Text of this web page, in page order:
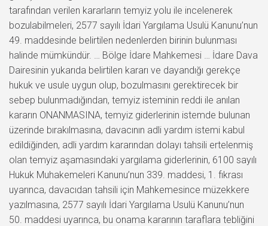
tarafından verilen kararların temyiz yolu ile incelenerek
bozulabilmeleri, 2577 sayılı İdari Yargılama Usulü Kanunu’nun
49. maddesinde belirtilen nedenlerden birinin bulunması
halinde mümkündür. … Bölge İdare Mahkemesi … İdare Dava
Dairesinin yukarıda belirtilen kararı ve dayandığı gerekçe
hukuk ve usule uygun olup, bozulmasını gerektirecek bir
sebep bulunmadığından, temyiz isteminin reddi ile anılan
kararın ONANMASINA, temyiz giderlerinin istemde bulunan
üzerinde bırakılmasına, davacının adli yardım istemi kabul
edildiğinden, adli yardım kararından dolayı tahsili ertelenmiş
olan temyiz aşamasındaki yargılama giderlerinin, 6100 sayılı
Hukuk Muhakemeleri Kanunu’nun 339. maddesi, 1. fıkrası
uyarınca, davacıdan tahsili için Mahkemesince müzekkere
yazılmasına, 2577 sayılı İdari Yargılama Usulü Kanunu’nun
50. maddesi uyarınca, bu onama kararının taraflara tebliğini